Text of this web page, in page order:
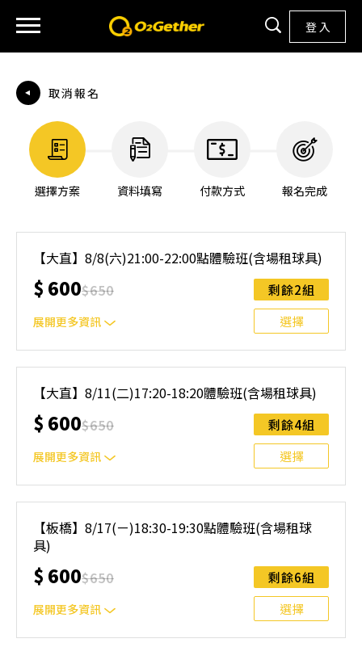
登 入
取消報名
選擇方案 資料填寫 付款方式 報名完成
【大直】8/8(六)21:00-22:00點體驗班(含場租球具)
$ 600$650
展開更多資訊
剩餘2組
選擇
制。歡迎邀請親友一同報名參加，享受團體運動樂趣！ 如
人數未達開班門檻，或因天候不佳無法如期舉行，POA將視
情況安排延期或併班處理。 ⚠️ 報名完成後，如因天候因素
無法上課，僅提供課程延期選項，恕不退費，請參閱【報名
與課程異動規則】。報名後視為您已同意上述規則。
【大直】8/11(二)17:20-18:20體驗班(含場租球具)
$ 600$650
展開更多資訊
剩餘4組
選擇
制。歡迎邀請親友一同報名參加，享受團體運動樂趣！ 如
人數未達開班門檻，或因天候不佳無法如期舉行，POA將視
情況安排延期或併班處理。 ⚠️ 報名完成後，如因天候因素
無法上課，僅提供課程延期選項，恕不退費，請參閱【報名
與課程異動規則】。報名後視為您已同意上述規則。
【板橋】8/17(ㄧ)18:30-19:30點體驗班(含場租球
具)
$ 600$650
展開更多資訊
剩餘6組
選擇